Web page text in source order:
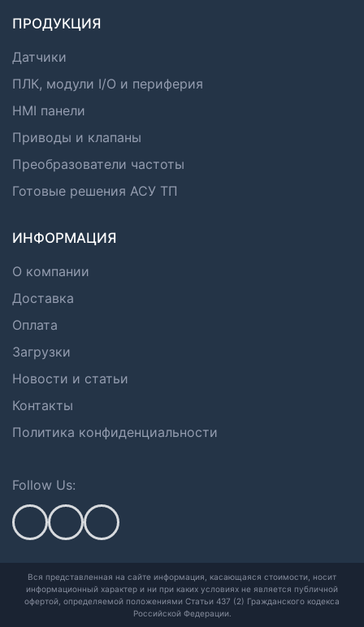
ПРОДУКЦИЯ
Датчики
ПЛК, модули I/O и периферия
HMI панели
Приводы и клапаны
Преобразователи частоты
Готовые решения АСУ ТП
ИНФОРМАЦИЯ
О компании
Доставка
Оплата
Загрузки
Новости и статьи
Контакты
Политика конфиденциальности
Follow Us:
Вся представленная на сайте информация, касающаяся стоимости, носит
информационный характер и ни при каких условиях не является публичной
офертой, определяемой положениями Статьи 437 (2) Гражданского кодекса
Российской Федерации.